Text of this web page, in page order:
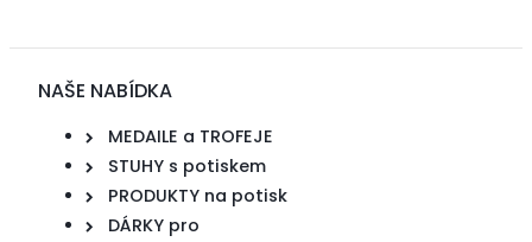
NAŠE NABÍDKA
MEDAILE a TROFEJE
STUHY s potiskem
PRODUKTY na potisk
DÁRKY pro